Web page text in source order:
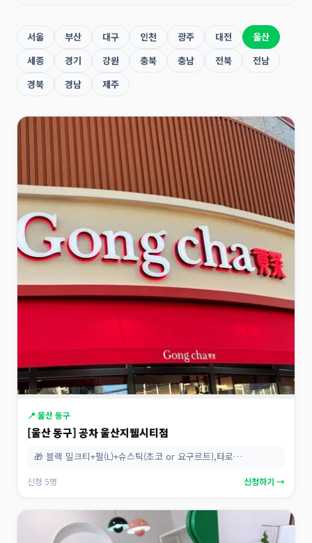
서울 부산 대구 인천 광주 대전
울산
세종
경기 강원 충북 충남 전북
전남
경북
경남 제주
📍 울산 동구
[울산 동구] 공차 울산지웰시티점
🎁 블랙 밀크티+펄(L)+슈스틱(초코 or 요구르트),타로…
신청 5명 신청하기 →